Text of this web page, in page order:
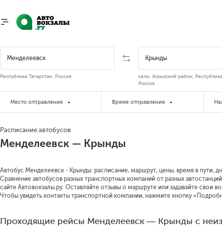
Республика Татарстан, Россия
село, Агрызский район,
Россия
Место отправления Время отправления
Расписание автобусов
Менделеевск — Крынды
Автобус Менделеевск - Крынды: расписание, маршрут, цены, время в пути,
Сравнение автобусов разных транспортных компаний от разных
сайте Автовокзалы.ру. Оставляйте отзывы о маршруте или задавайте свои
Чтобы увидеть контакты транспортной компании, нажмите кнопку
Проходящие рейсы Менделеевск — Крынды с